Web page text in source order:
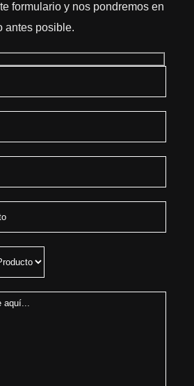
formulario y nos pondremos en
antes posible.